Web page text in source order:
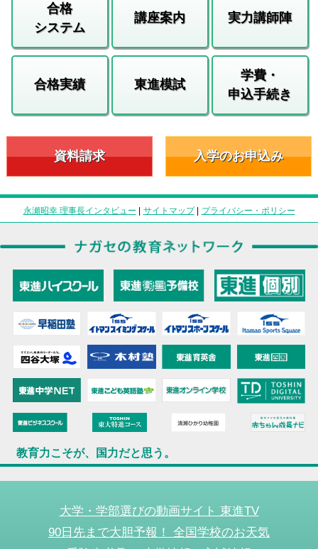
合格
システム
講座案内 実力講師陣
合格実績 東進模試
学費・
申込手続き
資料請求 入学のお申込み
永瀬昭幸 理事長インタビュー | サイトマップ| プライバシー・ポリシー
教育力こそが、国力だと思う。
大学・学部選びの動画サイト 東進TV
90日先まで大胆予報！ 全国学校のお天気